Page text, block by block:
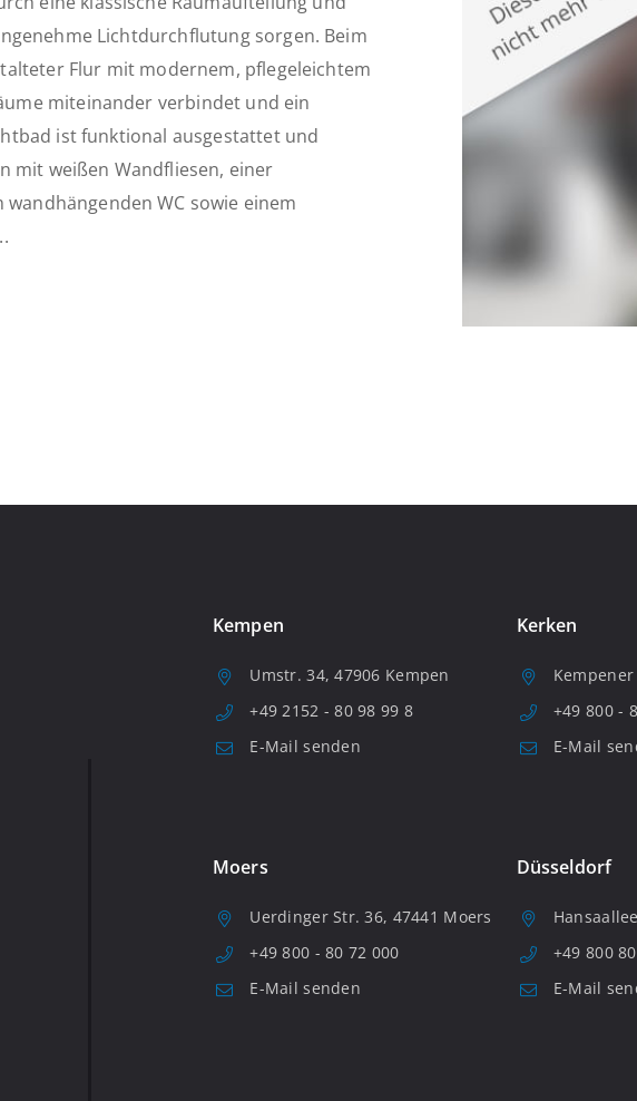
Lichtdurchflutung sorgen. Beim
Flur mit modernem, pflegeleichtem
miteinander verbindet und ein
ist funktional ausgestattet und
mit weißen Wandfliesen, einer
WC sowie einem
Kempen
Umstr. 34, 47906 Kempen
+49 2152 - 80 98 99 8
E-Mail senden
Kerken
+49 800 -
E-Mail
Moers
Uerdinger Str. 36, 47441 Moers
+49 800 - 80 72 000
E-Mail senden
Düsseldorf
+49 800
E-Mail